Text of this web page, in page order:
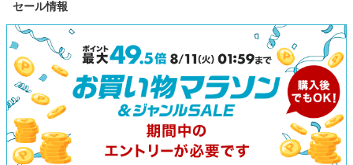
セール情報